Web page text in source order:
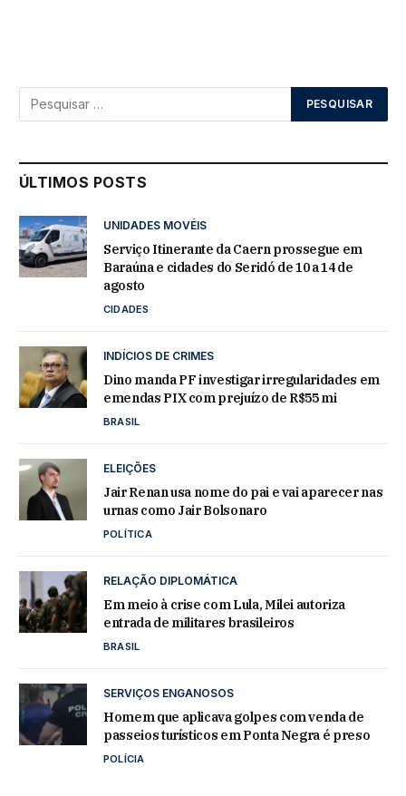
ÚLTIMOS POSTS
UNIDADES MOVÉIS
Serviço Itinerante da Caern prossegue em
Baraúna e cidades do Seridó de 10 a 14 de
agosto
CIDADES
INDÍCIOS DE CRIMES
Dino manda PF investigar irregularidades em
emendas PIX com prejuízo de R$55 mi
BRASIL
ELEIÇÕES
Jair Renan usa nome do pai e vai aparecer nas
urnas como Jair Bolsonaro
POLÍTICA
RELAÇÃO DIPLOMÁTICA
Em meio à crise com Lula, Milei autoriza
entrada de militares brasileiros
BRASIL
SERVIÇOS ENGANOSOS
Homem que aplicava golpes com venda de
passeios turísticos em Ponta Negra é preso
POLÍCIA